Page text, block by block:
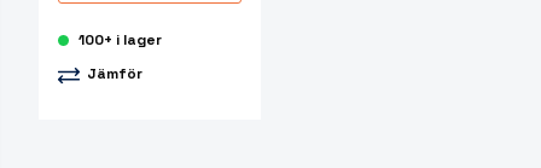
100+ i lager
Jämför